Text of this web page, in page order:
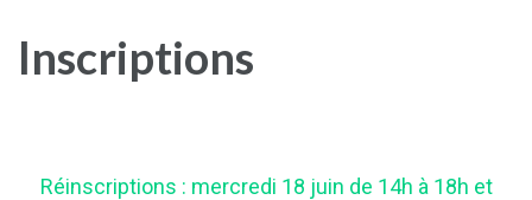
Inscriptions
Réinscriptions : mercredi 18 juin de 14h à 18h et